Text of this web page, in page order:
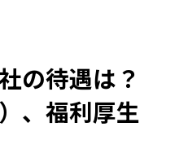
の待遇は？
、福利厚生